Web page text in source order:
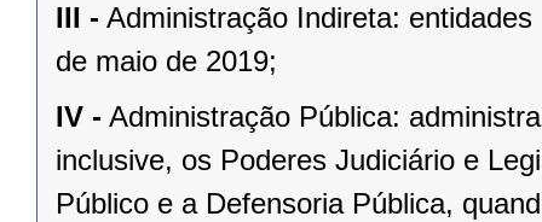
III - Administração Indireta:
de maio de 2019;
IV - Administração Pública:
inclusive, os Poderes Judiciário e
Público e a Defensoria Pública,